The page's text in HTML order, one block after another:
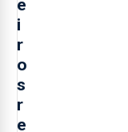
e
i
r
o
s
r
e